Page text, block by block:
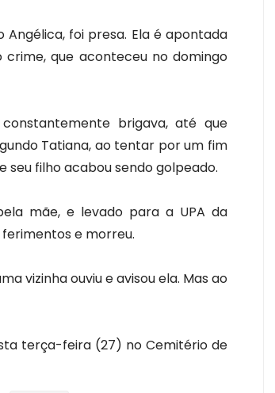
foi presa. Ela é apontada
que aconteceu no domingo
brigava, até que
Tatiana, ao tentar por um fim
filho acabou sendo golpeado.
mãe, e levado para a UPA da
e morreu.
vizinha ouviu e avisou ela. Mas ao
terça-feira (27) no Cemitério de